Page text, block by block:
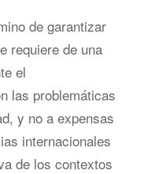
de garantizar
requiere de una
el
las problemáticas
y no a expensas
internacionales
de los contextos